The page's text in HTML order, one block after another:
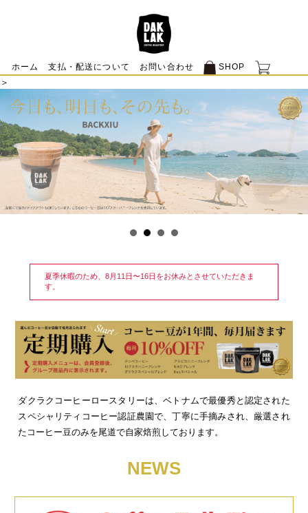
ホーム 支払・配送について お問い合わせ SHOP
＞
夏季休暇のため、8月11日〜16日をお休みとさせていただきま
す。
ダクラクコーヒーロースタリーは、ベトナムで最優秀と認定された
スペシャリティコーヒー認証農園で、丁寧に手摘みされ、厳選され
たコーヒー豆のみを尾道で自家焙煎しております。
NEWS